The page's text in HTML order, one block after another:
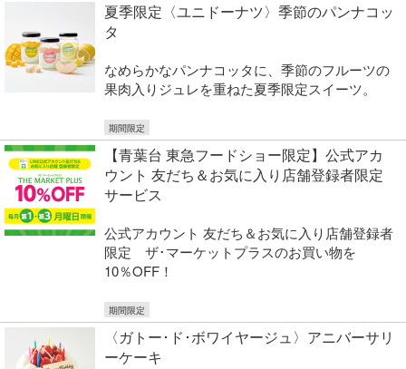
夏季限定〈ユニドーナツ〉季節のパンナコッ
タ
なめらかなパンナコッタに、季節のフルーツの
果肉入りジュレを重ねた夏季限定スイーツ。
期間限定
【青葉台 東急フードショー限定】公式アカ
ウント 友だち＆お気に入り店舗登録者限定
サービス
公式アカウント 友だち＆お気に入り店舗登録者
限定 ザ･マーケットプラスのお買い物を
10％OFF！
期間限定
〈ガトー･ド･ボワイヤージュ〉アニバーサリ
ーケーキ